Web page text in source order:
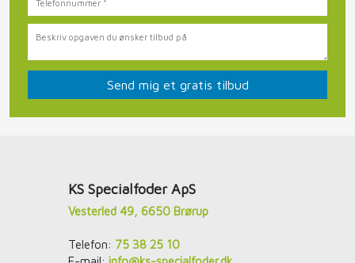
​KS Specialfoder ApS
Vesterled 49, 6650 Brørup
Telefon: 75 38 25 10